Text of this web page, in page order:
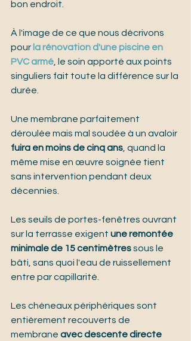
bon endroit.
À l'image de ce que nous décrivons
pour la rénovation d'une piscine en
PVC armé, le soin apporté aux points
singuliers fait toute la différence sur la
durée.
Une membrane parfaitement
déroulée mais mal soudée à un avaloir
fuira en moins de cinq ans, quand la
même mise en œuvre soignée tient
sans intervention pendant deux
décennies.
Les seuils de portes-fenêtres ouvrant
sur la terrasse exigent une remontée
minimale de 15 centimètres sous le
bâti, sans quoi l'eau de ruissellement
entre par capillarité.
Les chéneaux périphériques sont
entièrement recouverts de
membrane avec descente directe